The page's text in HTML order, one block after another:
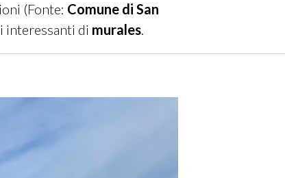
(Fonte: Comune di San
interessanti di murales.